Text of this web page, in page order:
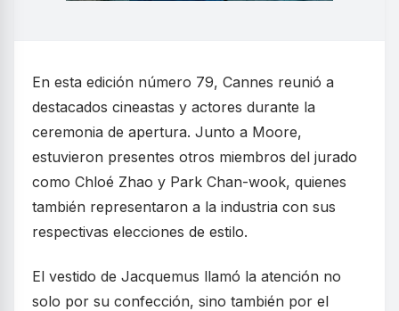
En esta edición número 79, Cannes reunió a
destacados cineastas y actores durante la
ceremonia de apertura. Junto a Moore,
estuvieron presentes otros miembros del jurado
como Chloé Zhao y Park Chan-wook, quienes
también representaron a la industria con sus
respectivas elecciones de estilo.
El vestido de Jacquemus llamó la atención no
solo por su confección, sino también por el